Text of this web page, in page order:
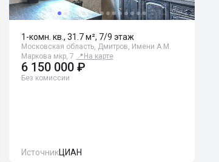
1-комн. кв., 31.7 м², 7/9 этаж
Московская область, Дмитров, Имени А.М.
Маркова мкр, 7 📍 На карте
6 150 000 ₽
Без комиссии
ИсточникЦИАН